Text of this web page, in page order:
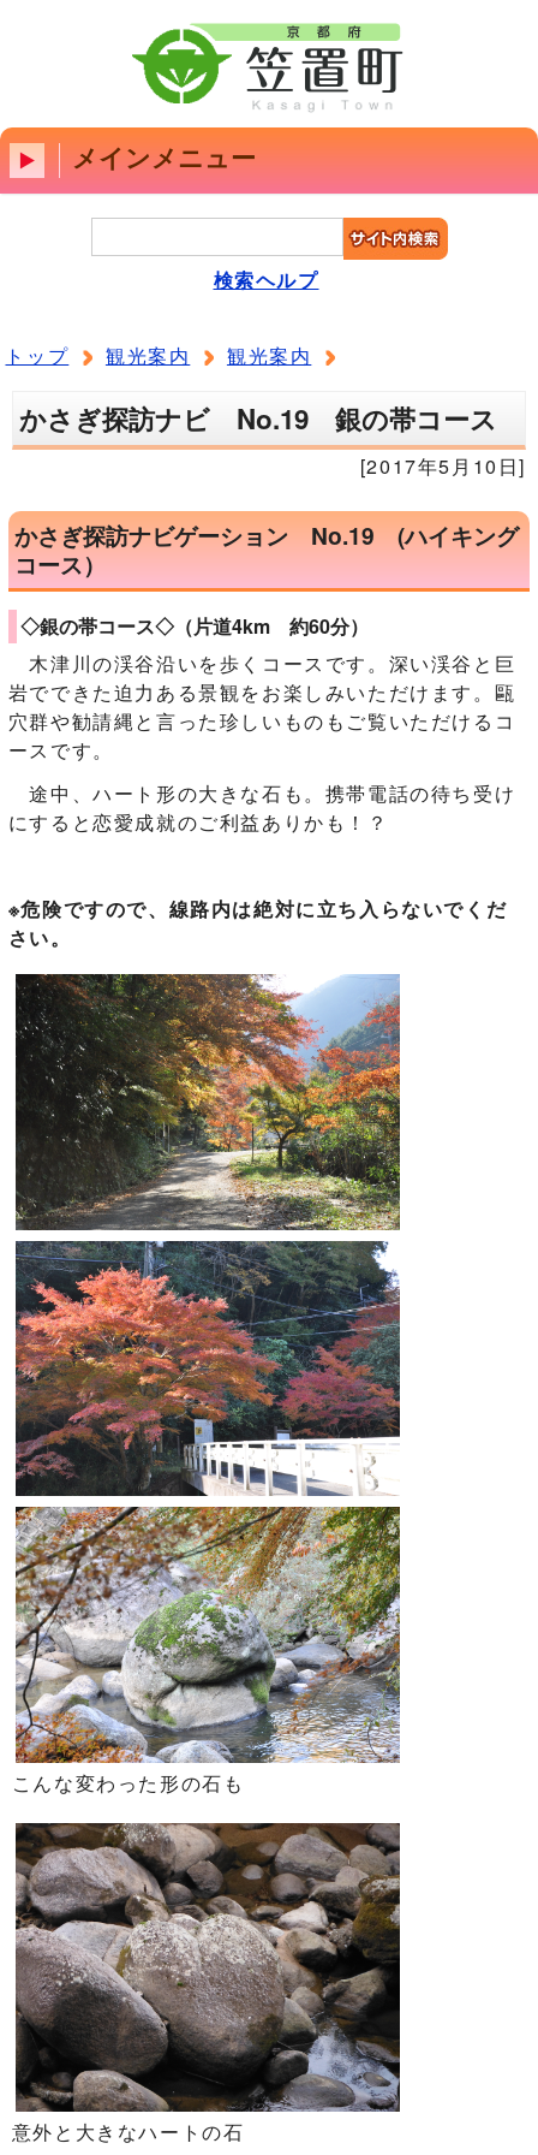
メインメニュー
検索ヘルプ
トップ 観光案内 観光案内
かさぎ探訪ナビ No.19 銀の帯コース
[2017年5月10日]
かさぎ探訪ナビゲーション No.19 (ハイキング
コース）
◇銀の帯コース◇（片道4km 約60分）
木津川の渓谷沿いを歩くコースです。深い渓谷と巨
岩でできた迫力ある景観をお楽しみいただけます。甌
穴群や勧請縄と言った珍しいものもご覧いただけるコ
ースです。
途中、ハート形の大きな石も。携帯電話の待ち受け
にすると恋愛成就のご利益ありかも！？
※危険ですので、線路内は絶対に立ち入らないでくだ
さい。
こんな変わった形の石も
意外と大きなハートの石